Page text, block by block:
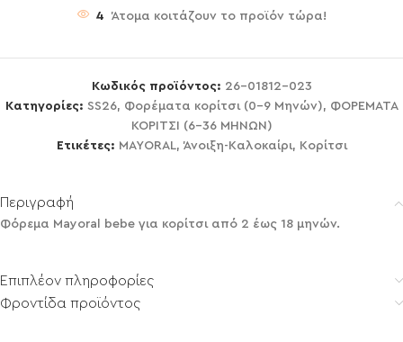
4 Άτομα κοιτάζουν το προϊόν τώρα!
Κωδικός προϊόντος: 26-01812-023
Κατηγορίες: SS26, Φορέματα κορίτσι (0-9 Μηνών), ΦΟΡΕΜΑΤΑ
ΚΟΡΙΤΣΙ (6-36 ΜΗΝΩΝ)
Ετικέτες: MAYORAL, Άνοιξη-Καλοκαίρι, Κορίτσι
Περιγραφή
Φόρεμα Mayoral bebe για κορίτσι από 2 έως 18 μηνών.
Επιπλέον πληροφορίες
Φροντίδα προϊόντος